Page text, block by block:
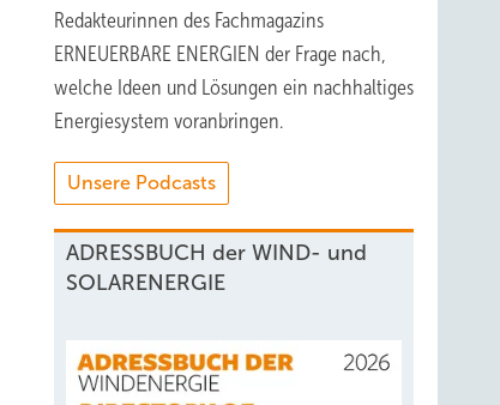
Redakteurinnen des Fachmagazins
ERNEUERBARE ENERGIEN der Frage nach,
welche Ideen und Lösungen ein nachhaltiges
Energiesystem voranbringen.
Unsere Podcasts
ADRESSBUCH der WIND- und
SOLARENERGIE